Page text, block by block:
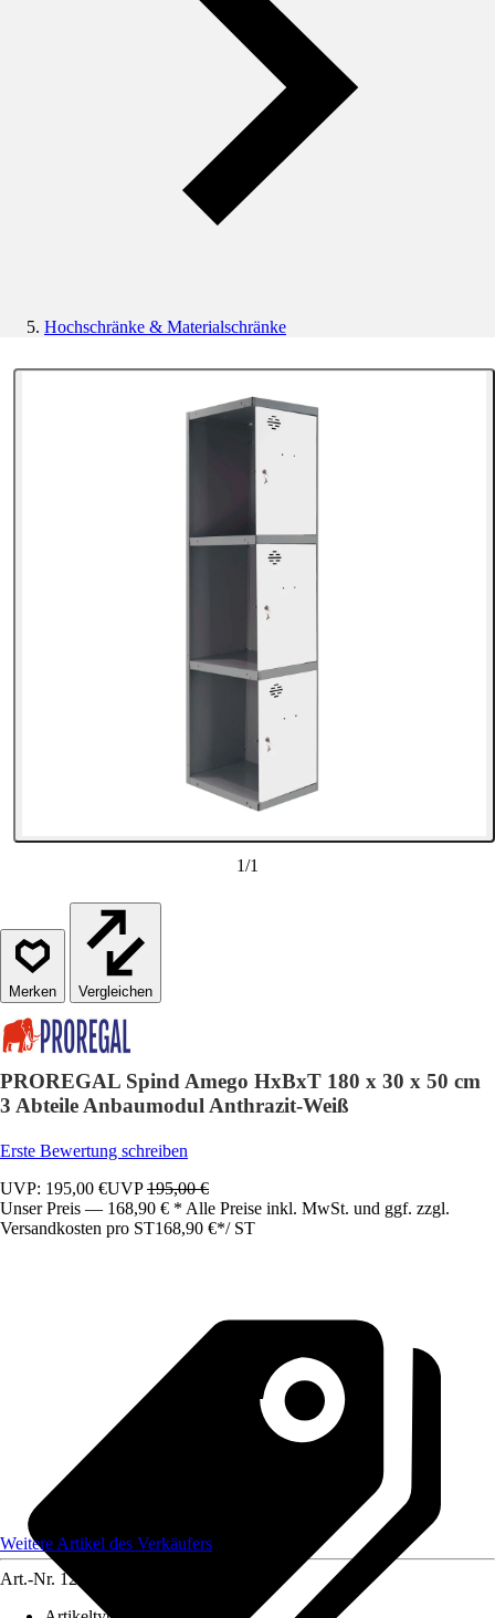
Hochschränke & Materialschränke
1/1
Vergleichen
PROREGAL Spind Amego HxBxT 180 x 30 x 50 cm
3 Abteile Anbaumodul Anthrazit-Weiß
Erste Bewertung schreiben
UVP: 195,00 €UVP195,00 €
Unser Preis — 168,90 € * Alle Preise inkl. MwSt. und ggf. zzgl.
Versandkosten pro ST168,90 €*/ ST
Weitere Artikel des Verkäufers
Art.-Nr. 12583548